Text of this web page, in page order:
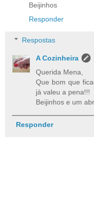
Beijinhos
Responder
Respostas
A Cozinheira
Querida Mena,
Que bom que
já valeu a pena!!!
Beijinhos e um
Responder